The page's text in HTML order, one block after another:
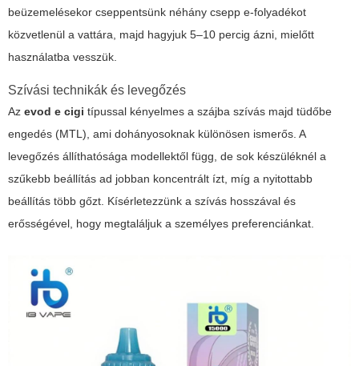
beüzemelésekor cseppentsünk néhány csepp e-folyadékot
közvetlenül a vattára, majd hagyjuk 5–10 percig ázni, mielőtt
használatba vesszük.
Szívási technikák és levegőzés
Az evod e cigi típussal kényelmes a szájba szívás majd tüdőbe
engedés (MTL), ami dohányosoknak különösen ismerős. A
levegőzés állíthatósága modellektől függ, de sok készüléknél a
szűkebb beállítás ad jobban koncentrált ízt, míg a nyitottabb
beállítás több gőzt. Kísérletezzünk a szívás hosszával és
erősségével, hogy megtaláljuk a személyes preferenciánkat.